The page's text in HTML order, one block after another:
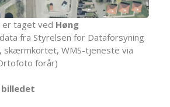
taget ved Høng
fra Styrelsen for Dataforsyning
skærmkortet, WMS-tjeneste via
forår)
billedet